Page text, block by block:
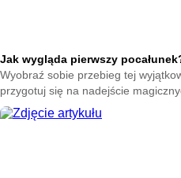
Jak wygląda pierwszy
Wyobraź sobie przebieg tej
przygotuj się na nadejście
Zrozum naturę intymnych gestów
stresu.